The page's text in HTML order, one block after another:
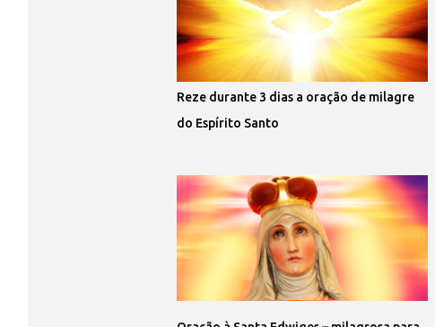
Reze durante 3 dias a oração de milagre
do Espírito Santo